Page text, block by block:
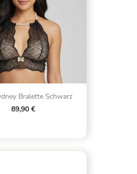
Bralette Schwarz
89,90 €